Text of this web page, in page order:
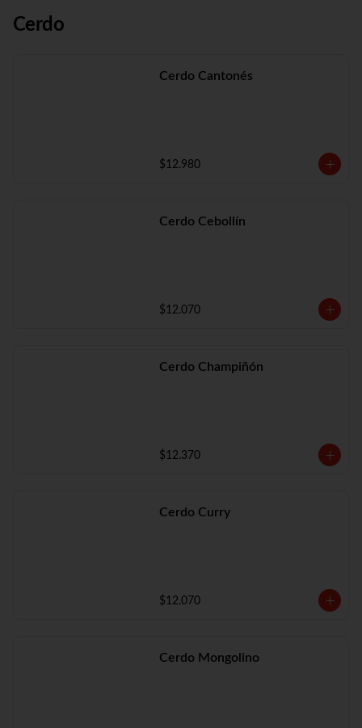
Cerdo
Cerdo Cantonés
$12.980
Cerdo Cebollín
$12.070
Cerdo Champiñón
$12.370
Cerdo Curry
$12.070
Cerdo Mongolino